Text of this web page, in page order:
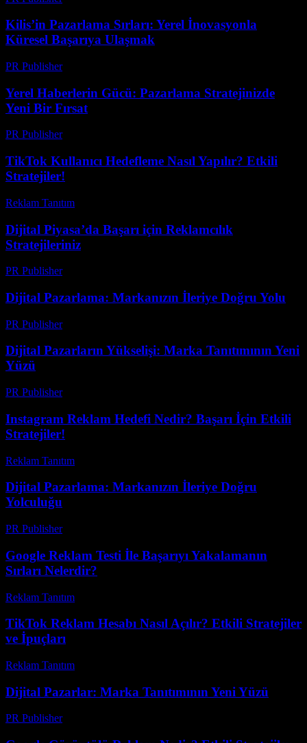
Kilis’in Pazarlama Sırları: Yerel İnovasyonla
Küresel Başarıya Ulaşmak
PR Publisher-
Yerel Haberlerin Gücü: Pazarlama Stratejinizde
Yeni Bir Fırsat
PR Publisher-
TikTok Kullanıcı Hedefleme Nasıl Yapılır? Etkili
Stratejiler!
Reklam Tanıtım
Dijital Piyasa’da Başarı için Reklamcılık
Stratejileriniz
PR Publisher-
Dijital Pazarlama: Markanızın İleriye Doğru Yolu
PR Publisher-
Dijital Pazarların Yükselişi: Marka Tanıtımının Yeni
Yüzü
PR Publisher-
Instagram Reklam Hedefi Nedir? Başarı İçin Etkili
Stratejiler!
Reklam Tanıtım
Dijital Pazarlama: Markanızın İleriye Doğru
Yolculuğu
PR Publisher-
Google Reklam Testi İle Başarıyı Yakalamanın
Sırları Nelerdir?
Reklam Tanıtım
TikTok Reklam Hesabı Nasıl Açılır? Etkili Stratejiler
ve İpuçları
Reklam Tanıtım
Dijital Pazarlar: Marka Tanıtımının Yeni Yüzü
PR Publisher-